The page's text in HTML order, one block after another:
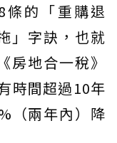
條的「重購退
」字訣，也就
房地合一稅》
時間超過10年
（兩年內）降